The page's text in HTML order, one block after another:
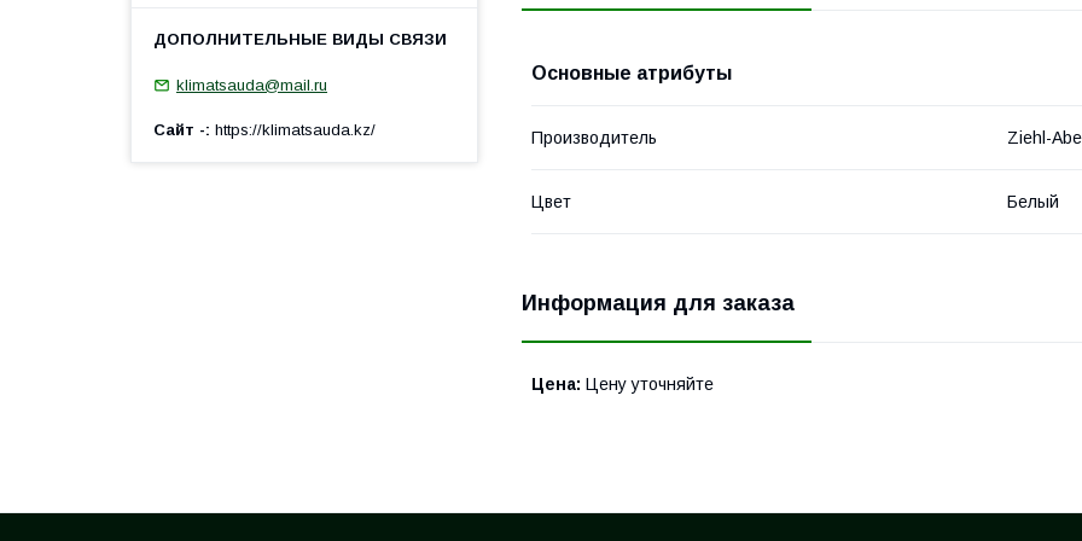
Основные атрибуты
Производитель Ziehl-
Цвет Белый
Информация для заказа
Цена: Цену уточняйте
klimatsauda@mail.ru
Сайт - https://klimatsauda.kz/